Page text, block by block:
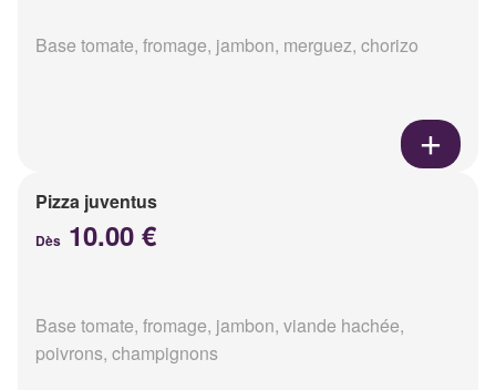
Base tomate, fromage, jambon, merguez, chorizo
Pizza juventus
Dès 10.00 €
Base tomate, fromage, jambon, viande hachée,
poivrons, champignons